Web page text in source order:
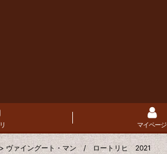
マイページ
> ヴァイングート・マン / ロートリヒ 2021